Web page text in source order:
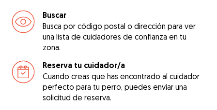
Buscar
Busca por código postal o dirección para ver
una lista de cuidadores de confianza en tu
zona.
Reserva tu cuidador/a
Cuando creas que has encontrado al cuidador
perfecto para tu perro, puedes enviar una
solicitud de reserva.